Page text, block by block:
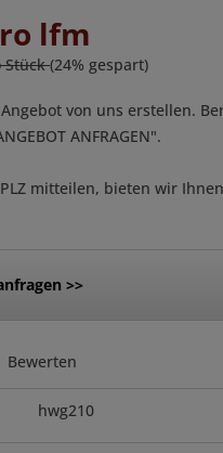
lfm
Stück(24% gespart)
von uns erstellen.
ANFRAGEN".
mitteilen, bieten wir
>>
Bewerten
hwg210